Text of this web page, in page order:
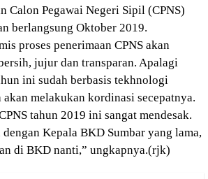
Calon Pegawai Negeri Sipil (CPNS)
berlangsung Oktober 2019.
proses penerimaan CPNS akan
jujur dan transparan. Apalagi
ini sudah berbasis tekhnologi
melakukan kordinasi secepatnya.
tahun 2019 ini sangat mendesak.
Kepala BKD Sumbar yang lama,
di BKD nanti,” ungkapnya.(rjk)